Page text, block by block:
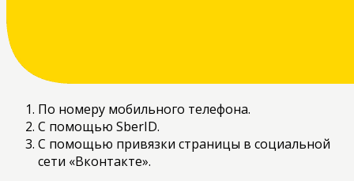
По номеру мобильного телефона.
С помощью SberID.
С помощью привязки страницы в социальной
сети «Вконтакте».